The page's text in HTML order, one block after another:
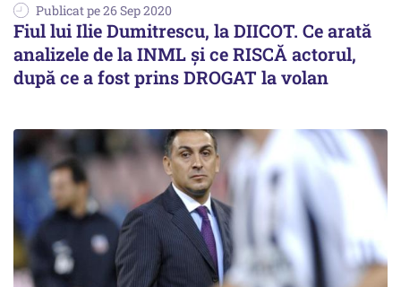
Publicat pe 26 Sep 2020
Fiul lui Ilie Dumitrescu, la DIICOT. Ce arată
analizele de la INML și ce RISCĂ actorul,
după ce a fost prins DROGAT la volan